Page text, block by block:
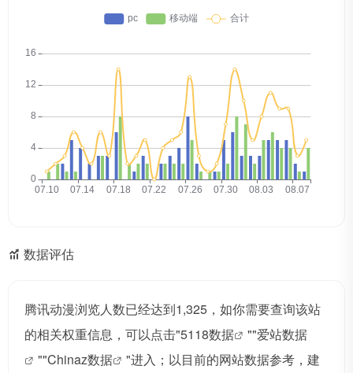
数据评估
腾讯动漫浏览人数已经达到1,325，如你需要查询该站
的相关权重信息，可以点击"5118数据 ""爱站数据
""Chinaz数据
"进入；以目前的网站数据参考，建